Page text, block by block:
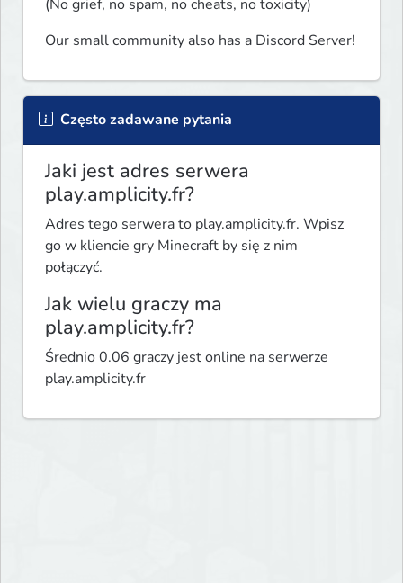
(No grief, no spam, no cheats, no toxicity)
Our small community also has a Discord Server!
Często zadawane pytania
Jaki jest adres serwera
play.amplicity.fr?
Adres tego serwera to play.amplicity.fr. Wpisz
go w kliencie gry Minecraft by się z nim
połączyć.
Jak wielu graczy ma
play.amplicity.fr?
Średnio 0.06 graczy jest online na serwerze
play.amplicity.fr